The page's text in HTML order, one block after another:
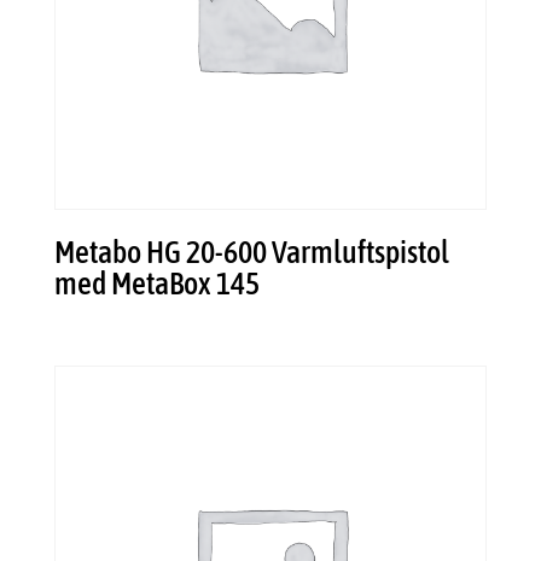
Metabo HG 20-600 Varmluftspistol
med MetaBox 145